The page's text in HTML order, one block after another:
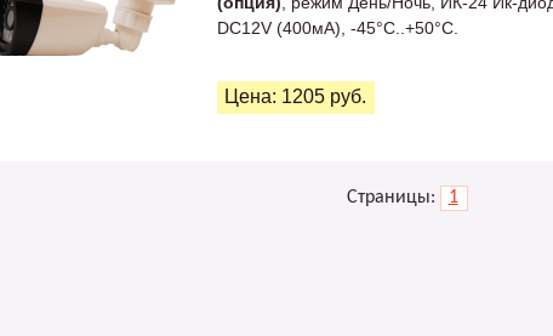
DC12V (400мА), -45°С..+50°С.
Цена: 1205 руб.
Страницы: 1